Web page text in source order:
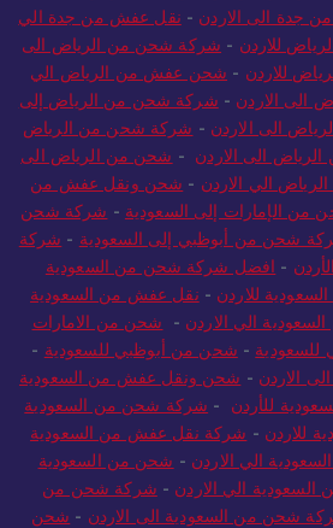
جدة الى الاردن - نقل عفش من جدة الي
للاردن - شركة شحن من الرياض الى
للاردن - شحن عفش من الرياض الي
الى الاردن - شركة شحن من الرياض إلى
الى الاردن - شركة شحن من الرياض
الى الاردن - شحن من الرياض الى
الي الاردن - شحن ونقل عفش من
الإمارات إلى السعودية - شركة شحن
شحن من أبوظبي إلى السعودية - شركة
- افضل شركة شحن من السعودية
للاردن - نقل عفش من السعودية
الي الاردن - شحن من الامارات
- شحن من أبوظبي للسعودية -
الاردن - شحن ونقل عفش من السعودية
للأردن - شركة شحن من السعودية
للاردن - شركة نقل عفش من السعودية
الي الاردن - شحن من السعودية
الي الاردن - شركة شحن من
شحن من السعودية الى الاردن - شحن